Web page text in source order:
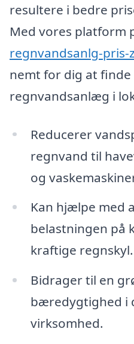
resultere i bedre
Med vores platform
regnvandsanlg-pris-
nemt for dig at
regnvandsanlæg i
Reducerer
regnvand til
og
Kan hjælpe med
belastningen på
kraftige regnskyl.
Bidrager til en
bæredygtighed i
virksomhed.